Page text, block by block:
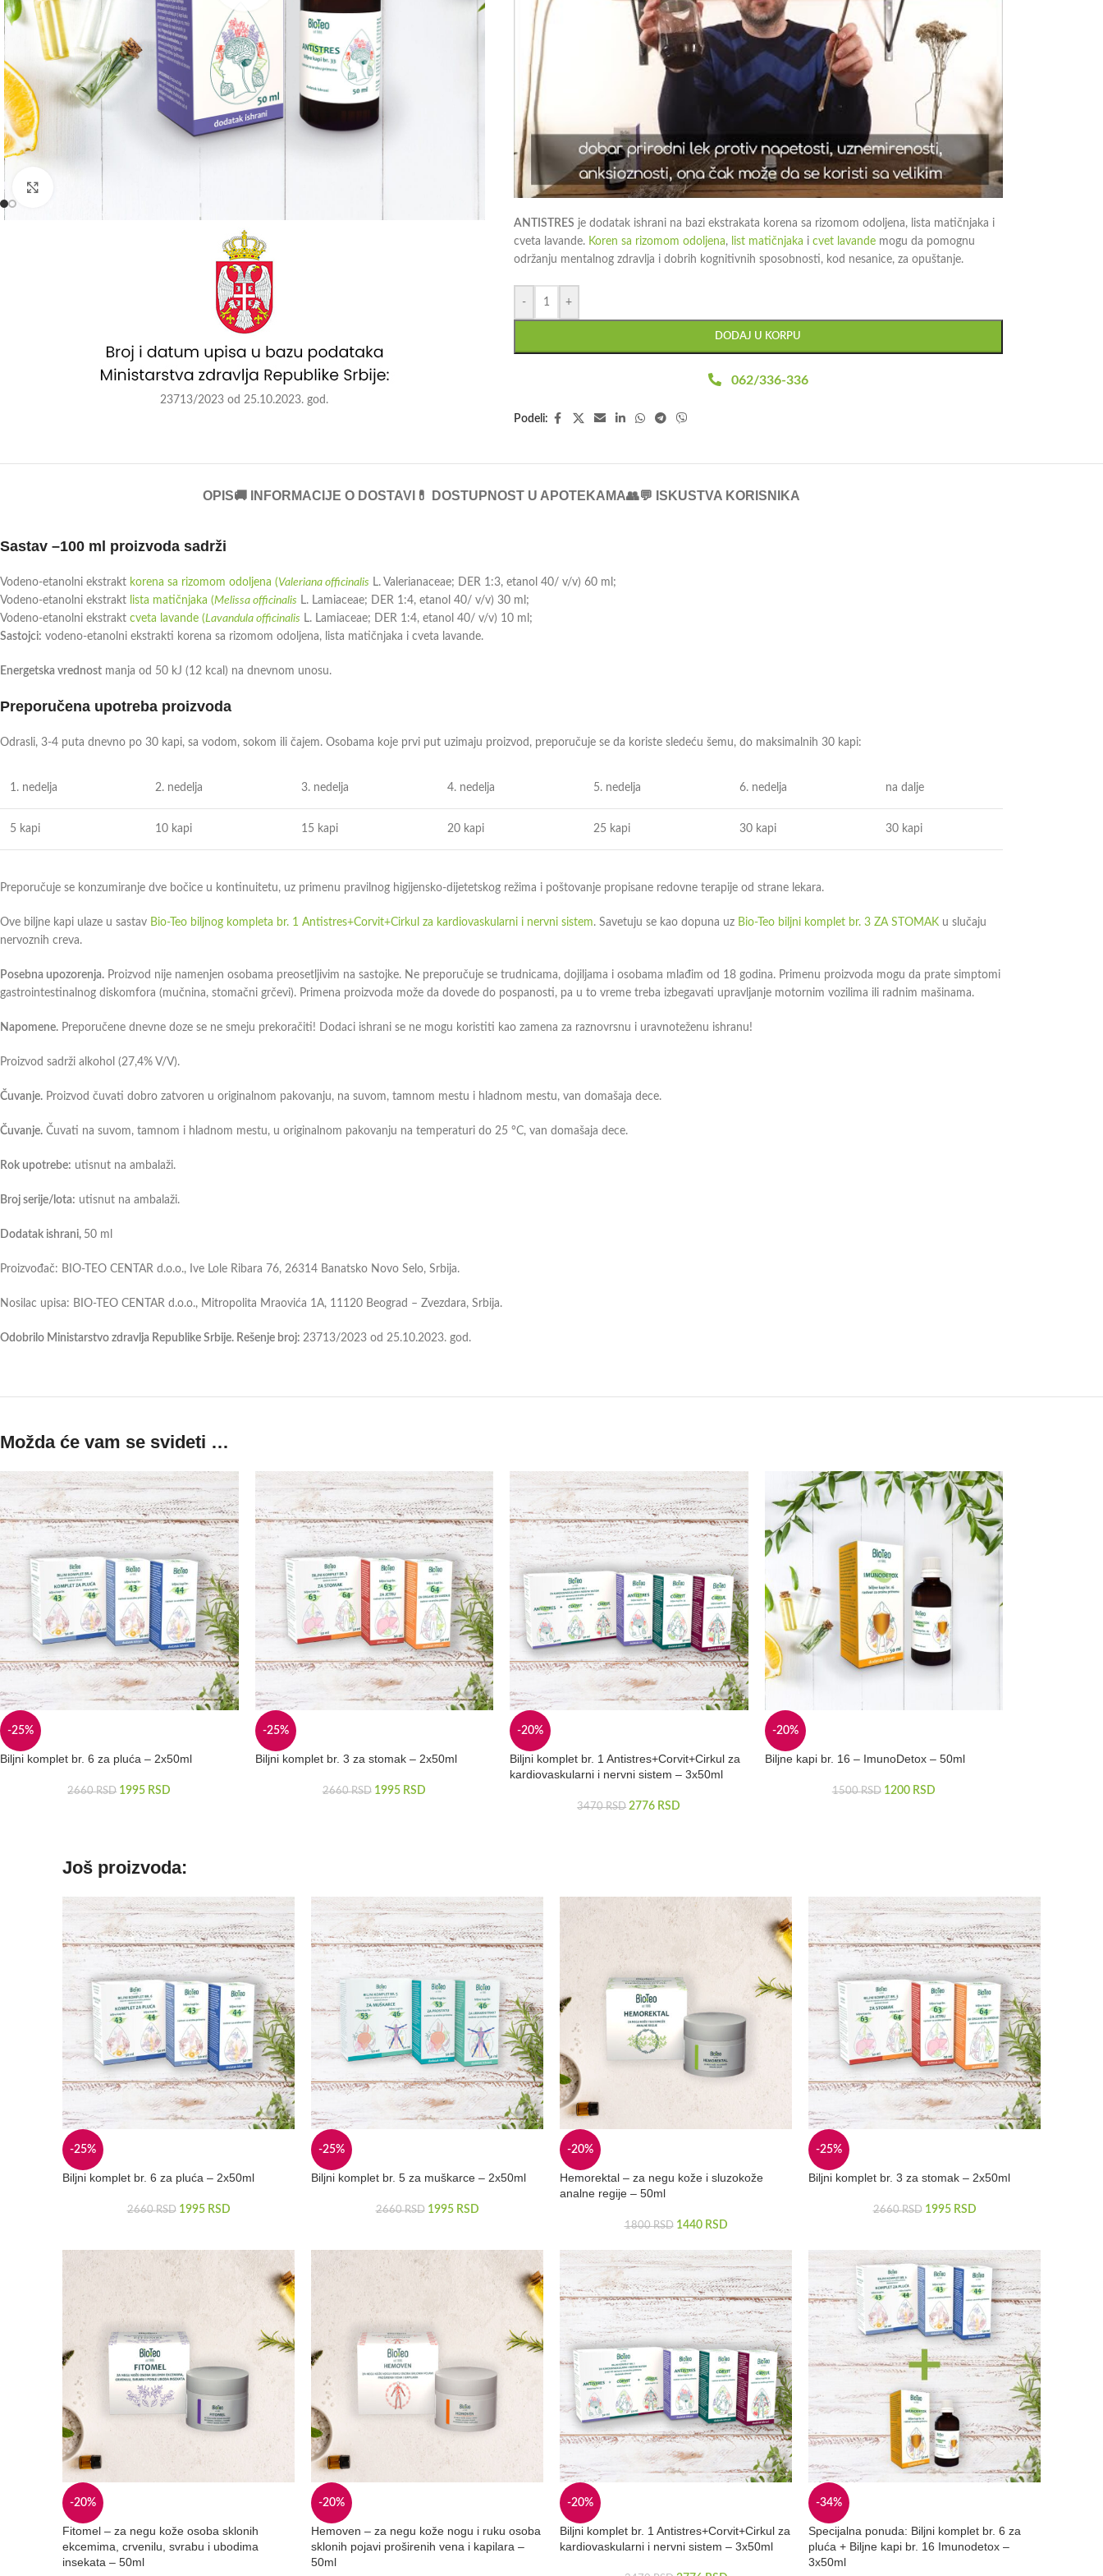
23713/2023 od 25.10.2023. god.
ANTISTRES je dodatak ishrani na bazi ekstrakata korena sa rizomom odoljena, lista matičnjaka i
cveta lavande. Koren sa rizomom odoljena,list matičnjaka i cvet lavandemogu da pomognu
održanju mentalnog zdravlja i dobrih kognitivnih sposobnosti, kod nesanice, za opuštanje.
- +
DODAJ U KORPU
062/336-336
Podeli:
OPIS🚚 INFORMACIJE O DOSTAVI 💊 DOSTUPNOST U APOTEKAMA👥💬 ISKUSTVA KORISNIKA
Sastav –100 ml proizvoda sadrži
Vodeno-etanolni ekstrakt korena sa rizomom odoljena (Valeriana officinalis L. Valerianaceae; DER 1:3, etanol 40/ v/v) 60 ml;
Vodeno-etanolni ekstrakt lista matičnjaka (Melissa officinalis L. Lamiaceae; DER 1:4, etanol 40/ v/v) 30 ml;
Vodeno-etanolni ekstrakt cveta lavande (Lavandula officinalis L. Lamiaceae; DER 1:4, etanol 40/ v/v) 10 ml;
Sastojci: vodeno-etanolni ekstrakti korena sa rizomom odoljena, lista matičnjaka i cveta lavande.
Energetska vrednost manja od 50 kJ (12 kcal) na dnevnom unosu.
Preporučena upotreba proizvoda
Odrasli, 3-4 puta dnevno po 30 kapi, sa vodom, sokom ili čajem. Osobama koje prvi put uzimaju proizvod, preporučuje se da koriste sledeću šemu, do maksimalnih 30 kapi:
1. nedelja 2. nedelja 3. nedelja 4. nedelja 5. nedelja 6. nedelja na dalje
5 kapi 10 kapi 15 kapi 20 kapi 25 kapi 30 kapi 30 kapi
Preporučuje se konzumiranje dve bočice u kontinuitetu, uz primenu pravilnog higijensko-dijetetskog režima i poštovanje propisane redovne terapije od strane lekara.
Ove biljne kapi ulaze u sastav Bio-Teo biljnog kompleta br. 1 Antistres+Corvit+Cirkul za kardiovaskularni i nervni sistem. Savetuju se kao dopuna uz Bio-Teo biljni komplet br. 3 ZA STOMAK u slučaju
nervoznih creva.
Posebna upozorenja. Proizvod nije namenjen osobama preosetljivim na sastojke. Ne preporučuje se trudnicama, dojiljama i osobama mlađim od 18 godina. Primenu proizvoda mogu da prate simptomi
gastrointestinalnog diskomfora (mučnina, stomačni grčevi). Primena proizvoda može da dovede do pospanosti, pa u to vreme treba izbegavati upravljanje motornim vozilima ili radnim mašinama.
Napomene. Preporučene dnevne doze se ne smeju prekoračiti! Dodaci ishrani se ne mogu koristiti kao zamena za raznovrsnu i uravnoteženu ishranu!
Proizvod sadrži alkohol (27,4% V/V).
Čuvanje. Proizvod čuvati dobro zatvoren u originalnom pakovanju, na suvom, tamnom mestu i hladnom mestu, van domašaja dece.
Čuvanje. Čuvati na suvom, tamnom i hladnom mestu, u originalnom pakovanju na temperaturi do 25 °C, van domašaja dece.
Rok upotrebe: utisnut na ambalaži.
Broj serije/lota: utisnut na ambalaži.
Dodatak ishrani, 50 ml
Proizvođač: BIO-TEO CENTAR d.o.o., Ive Lole Ribara 76, 26314 Banatsko Novo Selo, Srbija.
Nosilac upisa: BIO-TEO CENTAR d.o.o., Mitropolita Mraovića 1A, 11120 Beograd – Zvezdara, Srbija.
Odobrilo Ministarstvo zdravlja Republike Srbije. Rešenje broj: 23713/2023 od 25.10.2023. god.
Možda će vam se svideti …
-25%
Biljni komplet br. 6 za pluća – 2x50ml
2660RSD 1995 RSD
-25%
Biljni komplet br. 3 za stomak – 2x50ml
2660RSD 1995 RSD
-20%
Biljni komplet br. 1 Antistres+Corvit+Cirkul za
kardiovaskularni i nervni sistem – 3x50ml
3470RSD 2776 RSD
-20%
Biljne kapi br. 16 – ImunoDetox – 50ml
1500RSD 1200 RSD
Još proizvoda:
-25%
Biljni komplet br. 6 za pluća – 2x50ml
2660RSD 1995 RSD
-25%
Biljni komplet br. 5 za muškarce – 2x50ml
2660RSD 1995 RSD
-20%
Hemorektal – za negu kože i sluzokože
analne regije – 50ml
1800RSD 1440 RSD
-25%
Biljni komplet br. 3 za stomak – 2x50ml
2660RSD 1995 RSD
-20%
Fitomel – za negu kože osoba sklonih
ekcemima, crvenilu, svrabu i ubodima
insekata – 50ml
-20%
Hemoven – za negu kože nogu i ruku osoba
sklonih pojavi proširenih vena i kapilara –
50ml
-20%
Biljni komplet br. 1 Antistres+Corvit+Cirkul za
kardiovaskularni i nervni sistem – 3x50ml
-34%
Specijalna ponuda: Biljni komplet br. 6 za
pluća + Biljne kapi br. 16 Imunodetox –
3x50ml